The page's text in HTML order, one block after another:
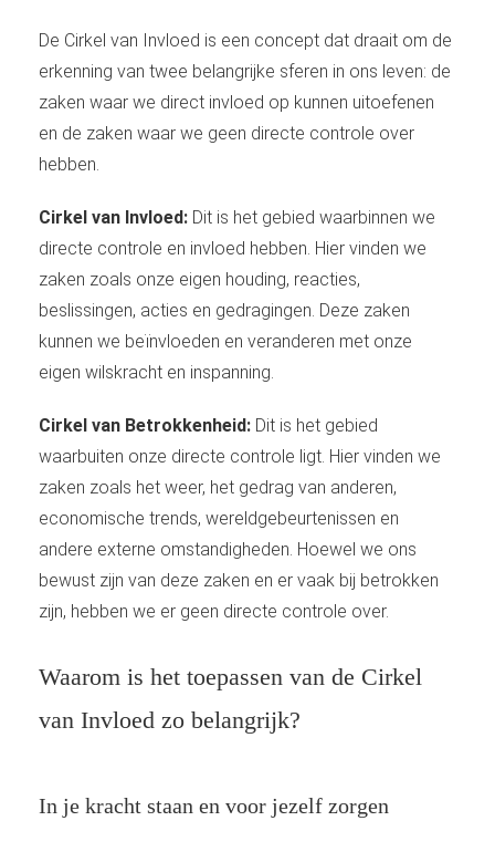
De Cirkel van Invloed is een concept dat draait om de
erkenning van twee belangrijke sferen in ons leven: de
zaken waar we direct invloed op kunnen uitoefenen
en de zaken waar we geen directe controle over
hebben.
Cirkel van Invloed: Dit is het gebied waarbinnen we
directe controle en invloed hebben. Hier vinden we
zaken zoals onze eigen houding, reacties,
beslissingen, acties en gedragingen. Deze zaken
kunnen we beïnvloeden en veranderen met onze
eigen wilskracht en inspanning.
Cirkel van Betrokkenheid: Dit is het gebied
waarbuiten onze directe controle ligt. Hier vinden we
zaken zoals het weer, het gedrag van anderen,
economische trends, wereldgebeurtenissen en
andere externe omstandigheden. Hoewel we ons
bewust zijn van deze zaken en er vaak bij betrokken
zijn, hebben we er geen directe controle over.
Waarom is het toepassen van de Cirkel
van Invloed zo belangrijk?
In je kracht staan en voor jezelf zorgen